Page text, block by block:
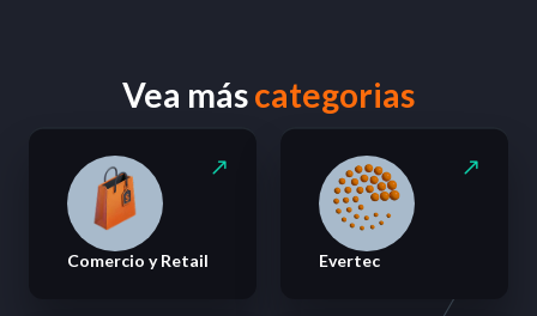
Vea máscategorias
Comercio y Retail Evertec